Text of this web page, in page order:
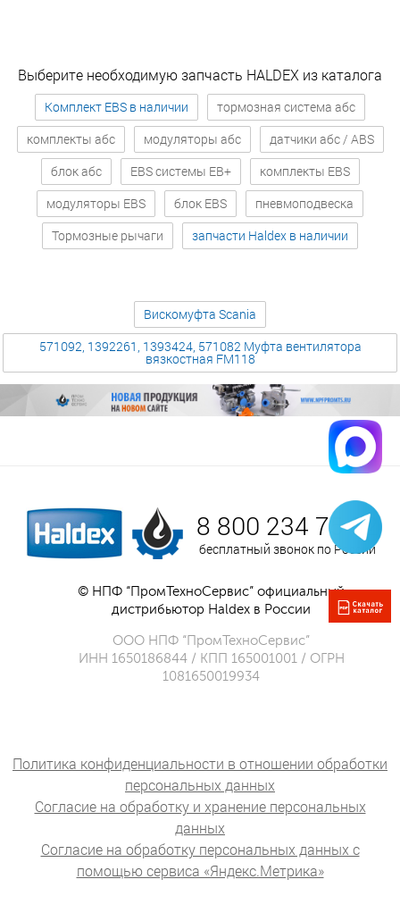
Выберите необходимую запчасть HALDEX из каталога
Комплект EBS в наличии
тормозная система абс
комплекты абс
модуляторы абс
датчики абс / ABS
блок абс
EBS системы EB+
комплекты EBS
модуляторы EBS
блок EBS
пневмоподвеска
Тормозные рычаги
запчасти Haldex в наличии
Вискомуфта Scania
571092, 1392261, 1393424, 571082 Муфта вентилятора
вязкостная FM118
8 800 234 75 52
бесплатный звонок по России
© НПФ “ПромТехноСервис” официальный
дистрибьютор Haldex в России
ООО НПФ “ПромТехноСервис”
ИНН 1650186844 / КПП 165001001 / ОГРН
1081650019934
Политика конфиденциальности в отношении обработки
персональных данных
Согласие на обработку и хранение персональных
данных
Согласие на обработку персональных данных с
помощью сервиса «Яндекс.Метрика»